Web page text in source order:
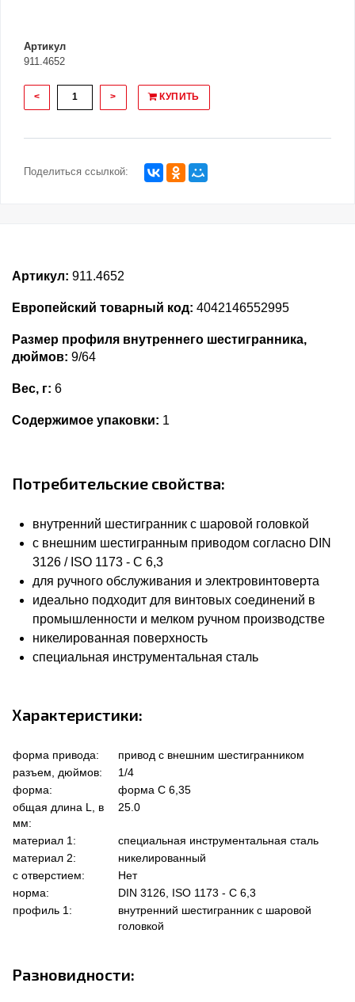
Артикул
911.4652
< > КУПИТЬ
Поделиться ссылкой:
Артикул: 911.4652
Европейский товарный код: 4042146552995
Размер профиля внутреннего шестигранника,
дюймов: 9/64
Вес, г: 6
Содержимое упаковки: 1
Потребительские свойства:
внутренний шестигранник с шаровой головкой
с внешним шестигранным приводом согласно DIN
3126 / ISO 1173 - C 6,3
для ручного обслуживания и электровинтоверта
идеально подходит для винтовых соединений в
промышленности и мелком ручном производстве
никелированная поверхность
специальная инструментальная сталь
Характеристики:
форма привода:
привод с внешним шестигранником
разъем, дюймов:
1/4
форма:
форма C 6,35
общая длина L, в
мм:
25.0
материал 1:
специальная инструментальная сталь
материал 2:
никелированный
с отверстием:
Нет
норма:
DIN 3126, ISO 1173 - C 6,3
профиль 1:
внутренний шестигранник с шаровой
головкой
Разновидности: